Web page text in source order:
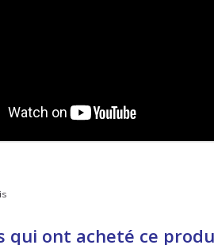
qui ont acheté ce